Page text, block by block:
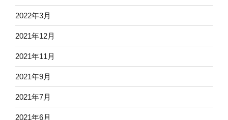
2022年3月
2021年12月
2021年11月
2021年9月
2021年7月
2021年6月